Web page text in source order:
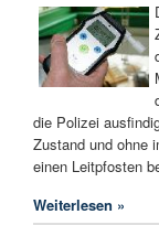
die Polizei
Zustand und ohne
einen Leitpfosten
Weiterlesen »